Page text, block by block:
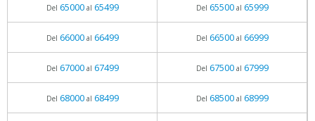
Del 65000al 65499 Del 65500al 65999
Del 66000al 66499 Del 66500al 66999
Del 67000al 67499 Del 67500al 67999
Del 68000al 68499 Del 68500al 68999